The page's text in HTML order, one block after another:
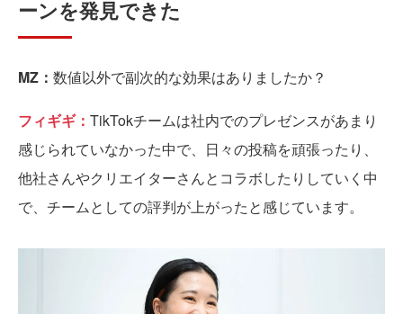
ーンを発見できた
MZ： 数値以外で副次的な効果はありましたか？
フィギギ： TikTokチームは社内でのプレゼンスがあまり
感じられていなかった中で、日々の投稿を頑張ったり、
他社さんやクリエイターさんとコラボしたりしていく中
で、チームとしての評判が上がったと感じています。